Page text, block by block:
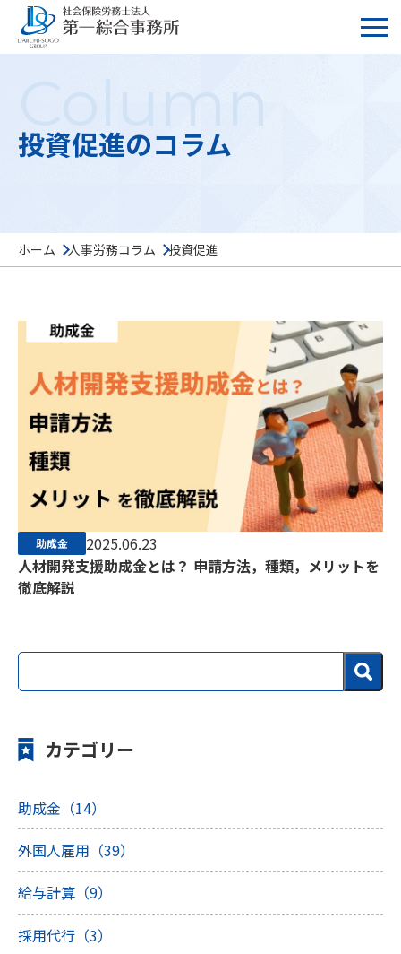
Column
投資促進のコラム
ホーム 人事労務コラム 投資促進
助成金
2025.06.23
人材開発支援助成金とは？ 申請方法，種類，メリットを
徹底解説
カテゴリー
助成金（14）
外国人雇用（39）
給与計算（9）
採用代行（3）